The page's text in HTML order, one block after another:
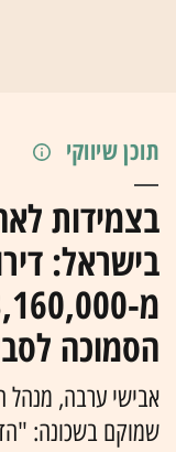
תוכן שיווקי
בצמידות
הסמוכה
אבישי ערבה, מנהל
שמוקם בשכונה: